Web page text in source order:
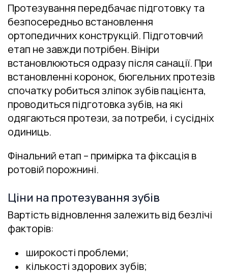
Протезування передбачає підготовку та
безпосередньо встановлення
ортопедичних конструкцій. Підготовчий
етап не завжди потрібен. Вініри
встановлюються одразу після санації. При
встановленні коронок, бюгельних протезів
спочатку робиться зліпок зубів пацієнта,
проводиться підготовка зубів, на які
одягаються протези, за потреби, і сусідніх
одиниць.
Фінальний етап – примірка та фіксація в
ротовій порожнині.
Ціни на протезування зубів
Вартість відновлення залежить від безлічі
факторів:
широкості проблеми;
кількості здорових зубів;